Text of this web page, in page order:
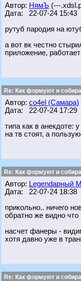
Автор: НямЪ (---
Дата: 22-07-24 15:43
рутуб пародия на
а вот вк честно
приложение,
Re: Как формуют и
Автор: co4el (Самара)
Дата: 22-07-24 17:29
типа как в анекдоте:
на тв стоят, а
Re: Как формуют и
Автор: Legendарный
Дата: 22-07-24 18:38
прикольно.. ничего
обратно же видно что
насчет фанеры -
хотя давно уже в
Re: Как формуют и